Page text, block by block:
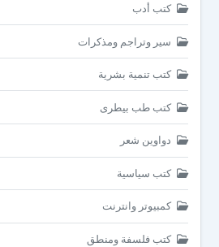
كتب أدب
سير وتراجم ومذكرات
كتب تنمية بشرية
كتب طب بيطرى
دواوين شعر
كتب سياسية
كمبيوتر وانترنت
كتب فلسفة ومنطق